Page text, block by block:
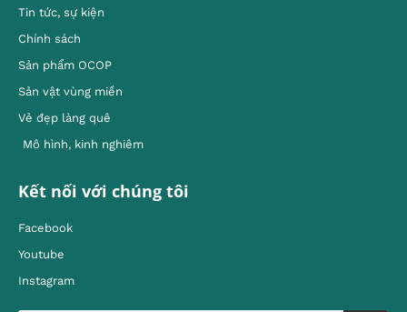
Tin tức, sự kiện
Chính sách
Sản phẩm OCOP
Sản vật vùng miền
Vẻ đẹp làng quê
Mô hình, kinh nghiêm
Kết nối với chúng tôi
Facebook
Youtube
Instagram